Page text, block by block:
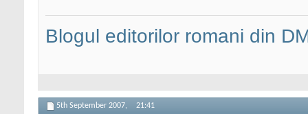
Blogul editorilor romani din
5th September 2007, 21:41